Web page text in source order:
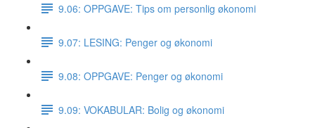
9.06: OPPGAVE: Tips om personlig økonomi
9.07: LESING: Penger og økonomi
9.08: OPPGAVE: Penger og økonomi
9.09: VOKABULAR: Bolig og økonomi